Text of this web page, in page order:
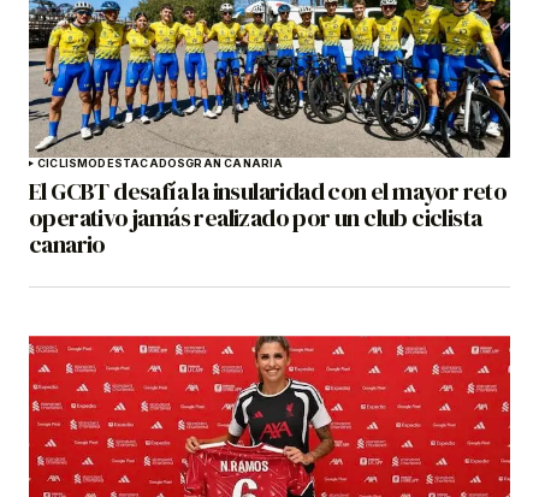
CICLISMODESTACADOSGRAN CANARIA
El GCBT desafía la insularidad con el mayor reto
operativo jamás realizado por un club ciclista
canario